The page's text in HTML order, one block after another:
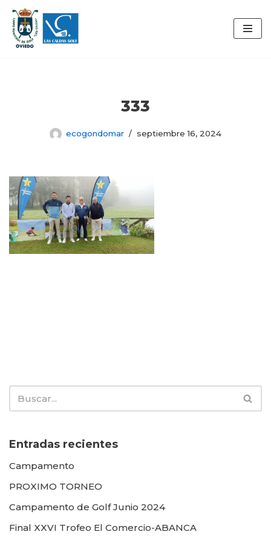
Saltar
al
333
ecogondomar septiembre 16, 2024
Entradas recientes
Campamento
PROXIMO TORNEO
Campamento de Golf Junio 2024
Final XXVI Trofeo El Comercio-ABANCA